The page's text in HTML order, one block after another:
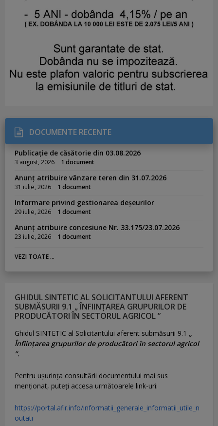
DOCUMENTE RECENTE
Publicație de căsătorie din 03.08.2026
3 august, 2026 1 document
Anunț atribuire vânzare teren din 31.07.2026
31 iulie, 2026 1 document
Informare privind gestionarea deșeurilor
29 iulie, 2026 1 document
Anunț atribuire concesiune Nr. 33.175/23.07.2026
23 iulie, 2026 1 document
VEZI TOATE ...
GHIDUL SINTETIC AL SOLICITANTULUI AFERENT
SUBMĂSURII 9.1 „ ÎNFIINȚAREA GRUPURILOR DE
PRODUCĂTORI ÎN SECTORUL AGRICOL ”
Ghidul SINTETIC al Solicitantului aferent submăsurii 9.1 „
Înființarea grupurilor de producători în sectorul agricol
”.
Pentru uşurinţa consultării documentului mai sus
menţionat, puteţi accesa următoarele link-uri:
https://portal.afir.info/informatii_generale_informatii_utile_n
outati